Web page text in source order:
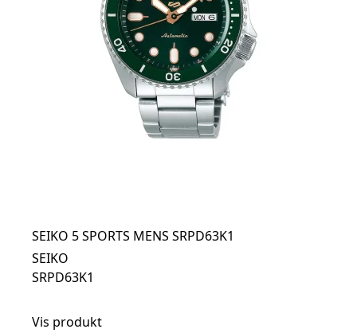
SEIKO 5 SPORTS MENS SRPD63K1
SEIKO
SRPD63K1
Vis produkt